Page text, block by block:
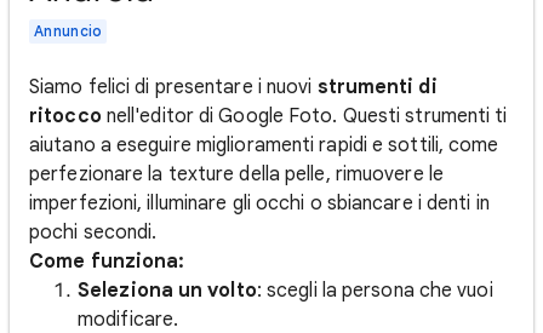
Annuncio
Siamo felici di presentare i nuovi strumenti di
ritocco nell'editor di Google Foto. Questi strumenti ti
aiutano a eseguire miglioramenti rapidi e sottili, come
perfezionare la texture della pelle, rimuovere le
imperfezioni, illuminare gli occhi o sbiancare i denti in
pochi secondi.
Come funziona:
Seleziona un volto: scegli la persona che vuoi
modificare.